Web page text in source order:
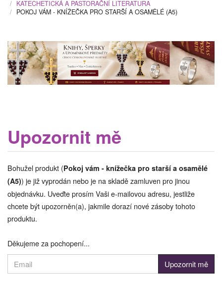
KATECHETICKÁ A PASTORAČNÍ LITERATURA
POKOJ VÁM - KNÍŽEČKA PRO STARŠÍ A OSAMĚLÉ (A5)
Upozornit mě
Bohužel produkt (Pokoj vám - knížečka pro starší a osamělé
(A5)) je již vyprodán nebo je na skladě zamluven pro jinou
objednávku. Uveďte prosím Vaši e-mailovou adresu, jestliže
chcete být upozorněn(a), jakmile dorazí nové zásoby tohoto
produktu.
Děkujeme za pochopení...